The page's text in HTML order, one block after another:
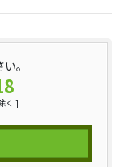
。
く ]